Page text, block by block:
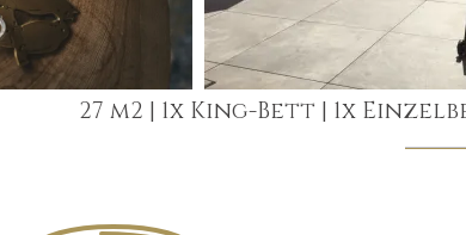
27 m2 | 1x King-Bett | 1x